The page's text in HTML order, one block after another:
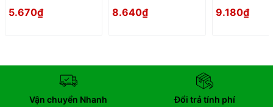
5.670₫ 8.640₫ 9.180₫
Vận chuyển Nhanh Đổi trả tính phí